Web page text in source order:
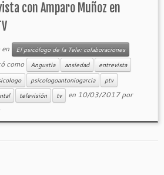
con Amparo Muñoz en
El psicólogo de la Tele: colaboraciones
como Angustia ansiedad
entrevista
psicologoantoniogarcia
ptv
televisión tv en 10/03/2017 por